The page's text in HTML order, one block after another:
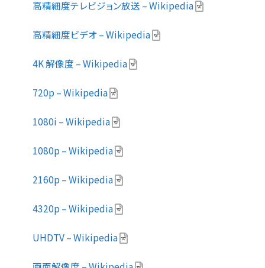
高精細度テレビジョン放送 – Wikipedia
高精細度ビデオ – Wikipedia
4K 解像度 – Wikipedia
720p – Wikipedia
1080i – Wikipedia
1080p – Wikipedia
2160p – Wikipedia
4320p – Wikipedia
UHDTV – Wikipedia